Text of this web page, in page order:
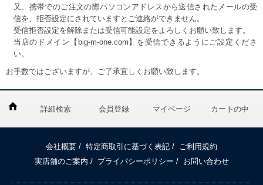
又、携帯でのご注文の際パソコンアドレスから送信されたメールの受
信を、拒否設定にされていますとご連絡ができません。
受信拒否設定を解除または受信可能設定をよろしくお願い致します。
当店のドメイン【big-m-one.com】を受信できるようにご設定くださ
い。
お手数ではございますが、ご了承宜しくお願い致します。
詳細検索 会員登録 マイページ カートの中
会社概要 / 特定商取引に基づく表記 /
ご利用規約
実店舗のご案内 / プライバシーポリシー / お問い合わせ